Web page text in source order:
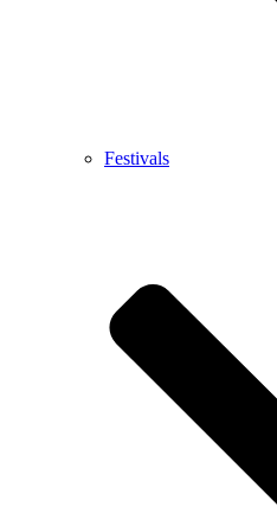
Festivals